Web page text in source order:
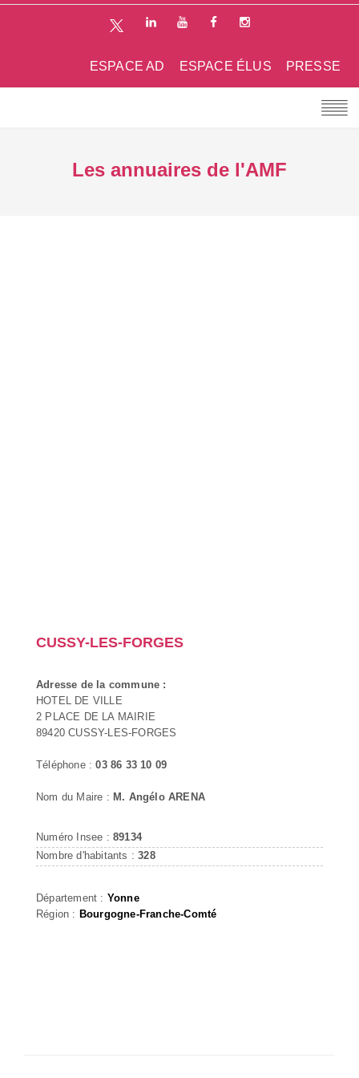
PRESSE
ESPACE ÉLUS
ESPACE AD
Les annuaires de l'AMF
CUSSY-LES-FORGES
Adresse de la commune :
HOTEL DE VILLE
2 PLACE DE LA MAIRIE
89420 CUSSY-LES-FORGES
Téléphone :03 86 33 10 09
Nom du Maire : M. Angélo ARENA
Numéro Insee : 89134
Nombre d'habitants :328
Département : Yonne
Région : Bourgogne-Franche-Comté